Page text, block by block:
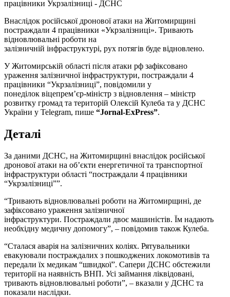
Внаслідок російської дронової атаки на Житомирщині
постраждали 4 працівники «Укрзалізниці». Тривають
відновлювальні роботи на
залізничній інфраструктурі, рух потягів буде відновлено.
У Житомирській області після атаки рф зафіксовано
ураження залізничної інфраструктури, постраждали 4
працівники “Укрзалізниці”, повідомили у
понеділок віцепрем’єр-міністр з відновлення – міністр
розвитку громад та територій Олексій Кулеба та у ДСНС
України у Telegram, пише “Jornal-ExPress”.
Деталі
За даними ДСНС, на Житомирщині внаслідок російської
дронової атаки на об’єкти енергетичної та транспортної
інфраструктури області “постраждали 4 працівники
“Укрзалізниці””.
“Тривають відновлювальні роботи на Житомирщині, де
зафіксовано ураження залізничної
інфраструктури. Постраждали двоє машиністів. Їм надають
необхідну медичну допомогу”, – повідомив також Кулеба.
“Сталася аварія на залізничних коліях. Рятувальники
евакуювали постраждалих з пошкоджених локомотивів та
передали їх медикам “швидкої”. Сапери ДСНС обстежили
території на наявність ВНП. Усі займання ліквідовані,
тривають відновлювальні роботи”, – вказали у ДСНС та
показали наслідки.